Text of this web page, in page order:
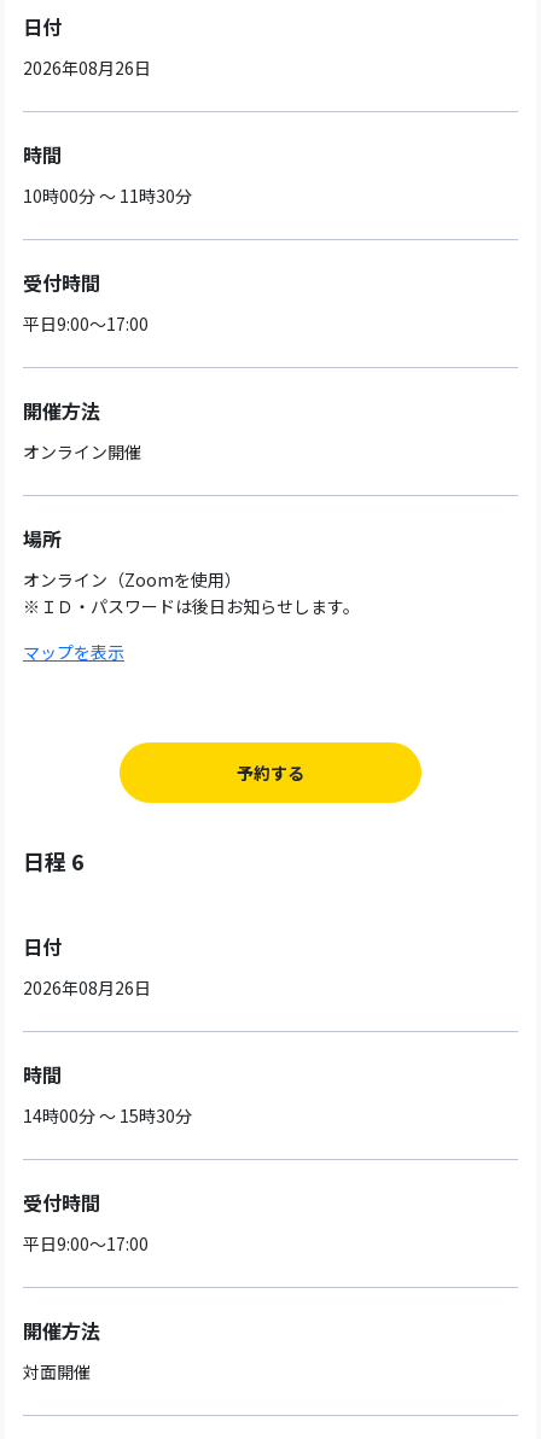
日付
2026年08月26日
時間
10時00分 ～ 11時30分
受付時間
平日9:00～17:00
開催方法
オンライン開催
場所
オンライン（Zoomを使用）
※ＩＤ・パスワードは後日お知らせします。
マップを表示
予約する
日程 6
日付
2026年08月26日
時間
14時00分 ～ 15時30分
受付時間
平日9:00～17:00
開催方法
対面開催